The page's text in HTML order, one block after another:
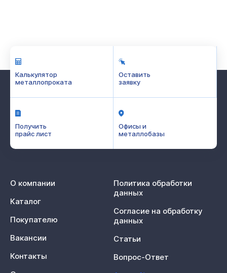
Калькулятор
металлопроката
Оставить
заявку
Получить
прайс лист
Офисы и
металлобазы
О компании
Каталог
Покупателю
Вакансии
Контакты
Политика обработки
данных
Согласие на обработку
данных
Статьи
Вопрос-Ответ